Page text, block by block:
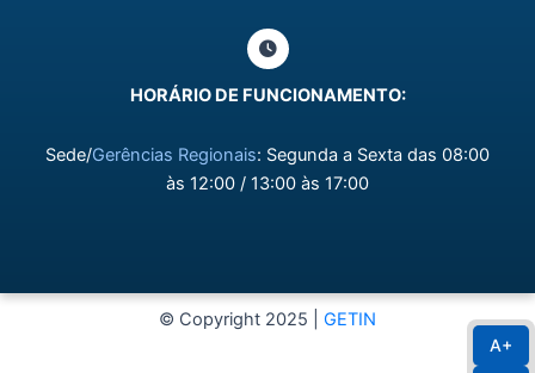
HORÁRIO DE FUNCIONAMENTO:
Sede/Gerências Regionais: Segunda a Sexta das 08:00
às 12:00 / 13:00 às 17:00
© Copyright 2025 | GETIN
A+